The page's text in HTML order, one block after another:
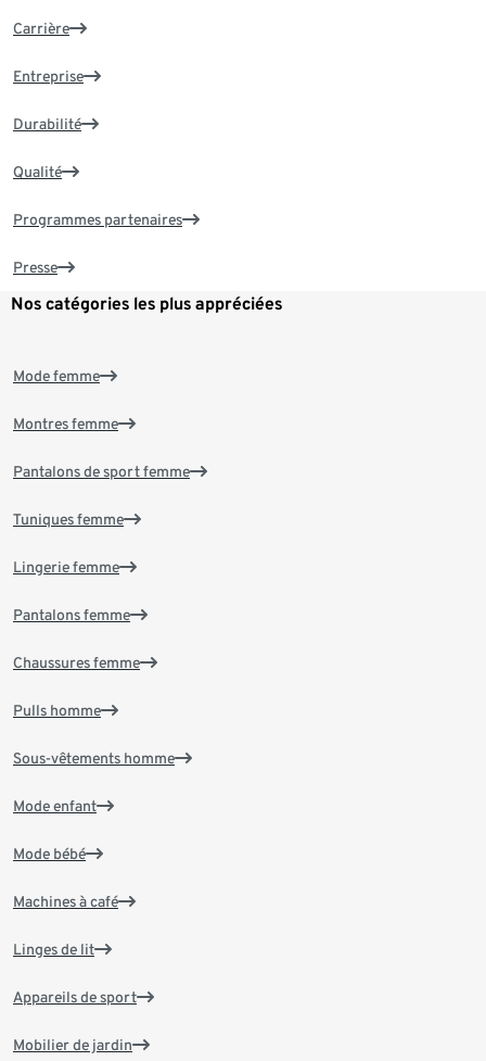
Carrière
Entreprise
Durabilité
Qualité
Programmes partenaires
Presse
Nos catégories les plus appréciées
Mode femme
Montres femme
Pantalons de sport femme
Tuniques femme
Lingerie femme
Pantalons femme
Chaussures femme
Pulls homme
Sous-vêtements homme
Mode enfant
Mode bébé
Machines à café
Linges de lit
Appareils de sport
Mobilier de jardin